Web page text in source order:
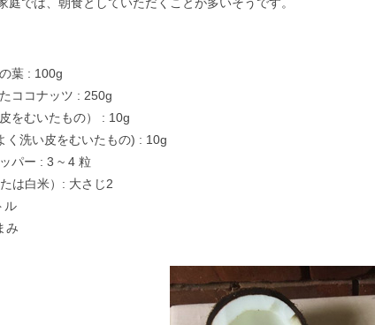
葉 : 100g
ココナッツ : 250g
をむいたもの） : 10g
く洗い皮をむいたもの) : 10g
パー : 3 ~ 4 粒
は白米）: 大さじ2
ル
み